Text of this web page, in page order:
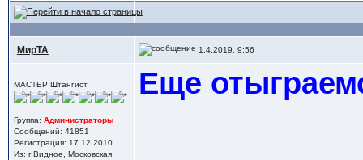
МирТА 1.4.2019, 9:56
МАСТЕР Штангист
Группа: Администраторы
Сообщений: 41851
Регистрация: 17.12.2010
Из: г.Видное, Московская
Еще